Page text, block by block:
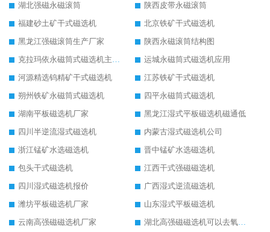
湖北强磁永磁滚筒
陕西皮带永磁滚筒
福建砂土矿干式磁选机
北京铁矿干式磁选机
黑龙江强磁滚筒生产厂家
陕西永磁滚筒结构图
克拉玛依永磁筒式磁选机主要技术参数
运城永磁筒式磁选机应用
河源精选钨精矿干式磁选机
江苏铁矿干式磁选机
朔州铁矿永磁筒式磁选机
四平永磁筒式磁选机
湖南平板磁选机厂家
黑龙江湿式平板磁选机磁通低
四川半逆流湿式磁选机
内蒙古湿式磁选机公司
浙江锰矿水选磁选机
晋中锰矿水选磁选机
包头干式磁选机
江西干式强磁磁选机
四川湿式磁选机报价
广西湿式逆流磁选机
潍坊平板磁选机厂家
山东湿式平板磁选机
云南高强磁磁选机厂家
湖北高强磁磁选机可以去氧化铝